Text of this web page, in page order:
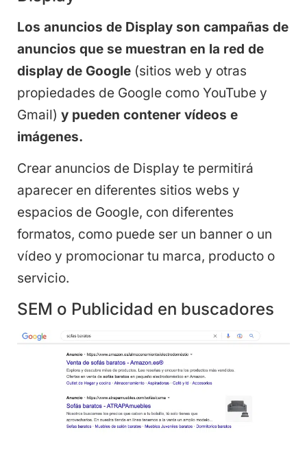
Los anuncios de Display son campañas de
anuncios que se muestran en la red de
display de Google (sitios web y otras
propiedades de Google como YouTube y
Gmail) y pueden contener vídeos e
imágenes.
Crear anuncios de Display te permitirá
aparecer en diferentes sitios webs y
espacios de Google, con diferentes
formatos, como puede ser un banner o un
vídeo y promocionar tu marca, producto o
servicio.
SEM o Publicidad en buscadores